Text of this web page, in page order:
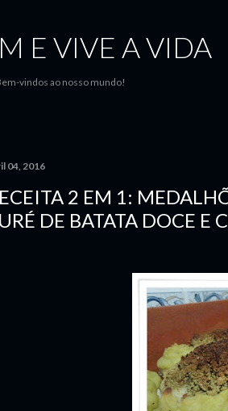
E VIVE A VIDA
vindos ao nosso mundo!
04, 2016
2 EM 1:
DE BATATA DOCE E